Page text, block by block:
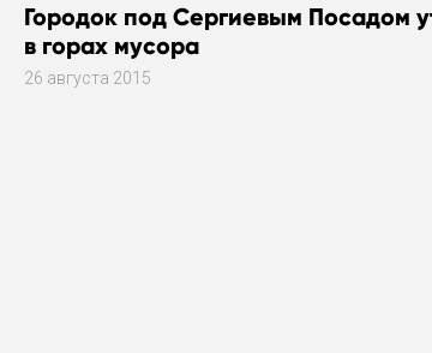
Городок под Сергиевым Посадом
в горах мусора
26 августа 2015